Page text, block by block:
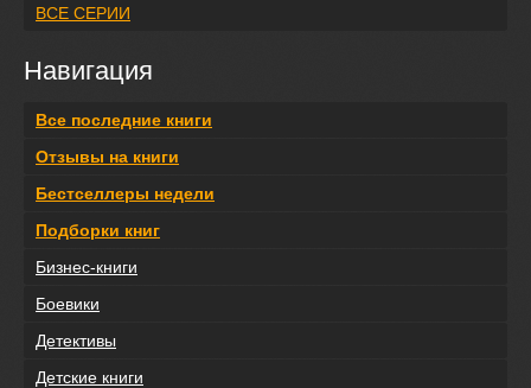
ВСЕ СЕРИИ
Навигация
Все последние книги
Отзывы на книги
Бестселлеры недели
Подборки книг
Бизнес-книги
Боевики
Детективы
Детские книги